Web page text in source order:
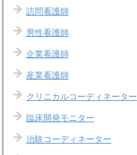
訪問看護師
男性看護師
企業看護師
産業看護師
クリニカルコーディネーター
臨床開発モニター
治験コーディネーター